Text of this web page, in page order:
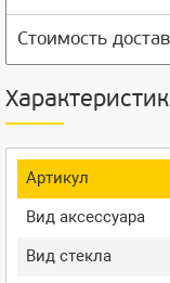
Стоимость
Артикул
Вид аксессуара
Вид стекла